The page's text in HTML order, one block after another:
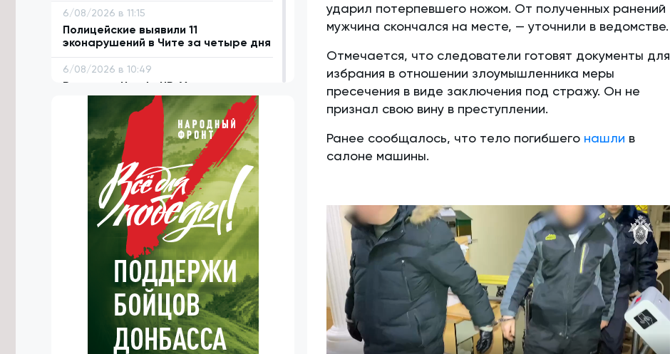
6/08/2026 в 11:15
Полицейские выявили 11
эконарушений в Чите за четыре дня
6/08/2026 в 10:49
Водитель Honda HR-V вылетел на
встречку и устроил ДТП с
пострадавшими в Забайкалье
6/08/2026 в 10:26
Готовность Забайкалья к
отопительному сезону достигла
6/08/2026 в 10:01
Подрядчика в Забайкалье
задержали за мошенничество на
130 млн рублей
6/08/2026 в 09:42
Забайкалец получил 8 лет колонии
за передачу чиновнику взятки в 1,5
млн рублей
6/08/2026 в 09:12
ударил потерпевшего ножом. От полученных ранений
мужчина скончался на месте, — уточнили в ведомстве.
Отмечается, что следователи готовят документы для
избрания в отношении злоумышленника меры
пресечения в виде заключения под стражу. Он не
признал свою вину в преступлении.
Ранее сообщалось, что тело погибшего нашли в
салоне машины.